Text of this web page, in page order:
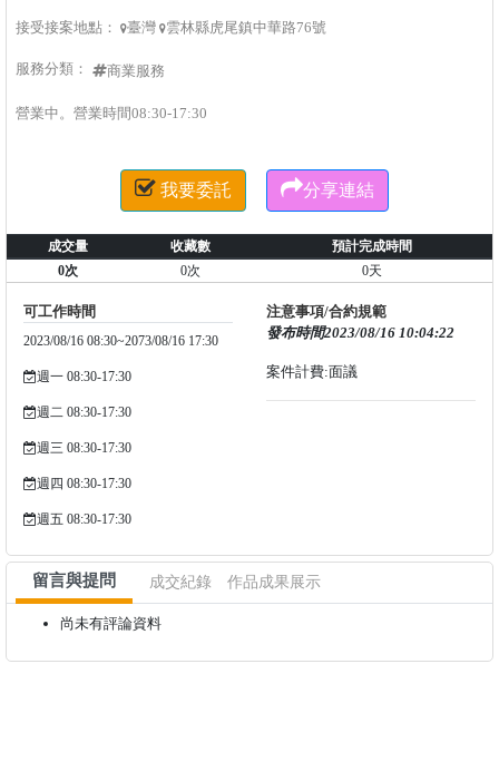
接受接案地點： 臺灣 雲林縣虎尾鎮中華路76號
服務分類： 商業服務
營業中。營業時間08:30-17:30
 我要委託 分享連結
成交量 收藏數
預計完成時間
0次
0次 0天
可工作時間
2023/08/16 08:30~2073/08/16 17:30
週一 08:30-17:30
週二 08:30-17:30
週三 08:30-17:30
週四 08:30-17:30
週五 08:30-17:30
注意事項/合約規範
發布時間2023/08/16 10:04:22
案件計費:面議
留言與提問 成交紀錄 作品成果展示
尚未有評論資料